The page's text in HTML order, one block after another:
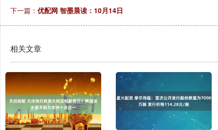
下一篇： 优配网 智墨晨读：10月14日
相关文章